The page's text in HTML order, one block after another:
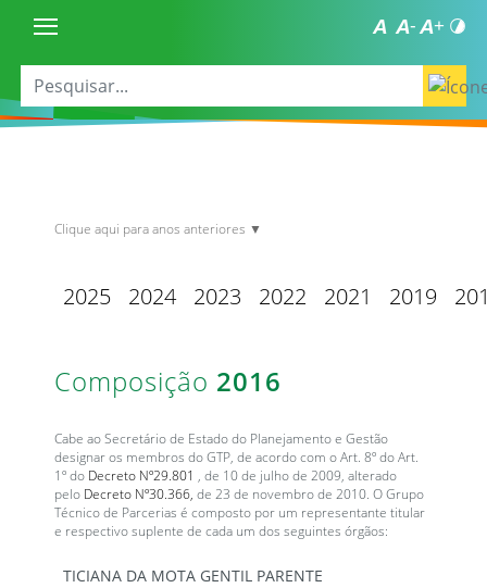
Clique aqui para anos anteriores ▼
2025 2024 2023 2022 2021 2019
Composição 2016
Cabe ao Secretário de Estado do Planejamento e Gestão
designar os membros do GTP, de acordo com o Art. 8º do Art.
1º do Decreto Nº29.801
, de 10 de julho de 2009, alterado
pelo Decreto Nº30.366, de 23 de novembro de 2010. O Grupo
Técnico de Parcerias é composto por um representante titular
e respectivo suplente de cada um dos seguintes órgãos:
TICIANA DA MOTA GENTIL PARENTE